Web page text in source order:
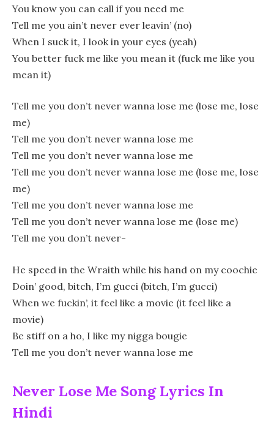
You know you can call if you need me
Tell me you ain’t never ever leavin’ (no)
When I suck it, I look in your eyes (yeah)
You better fuck me like you mean it (fuck me like you
mean it)
Tell me you don’t never wanna lose me (lose me, lose
me)
Tell me you don’t never wanna lose me
Tell me you don’t never wanna lose me
Tell me you don’t never wanna lose me (lose me, lose
me)
Tell me you don’t never wanna lose me
Tell me you don’t never wanna lose me (lose me)
Tell me you don’t never-
He speed in the Wraith while his hand on my coochie
Doin’ good, bitch, I’m gucci (bitch, I’m gucci)
When we fuckin’, it feel like a movie (it feel like a
movie)
Be stiff on a ho, I like my nigga bougie
Tell me you don’t never wanna lose me
Never Lose Me Song Lyrics In
Hindi